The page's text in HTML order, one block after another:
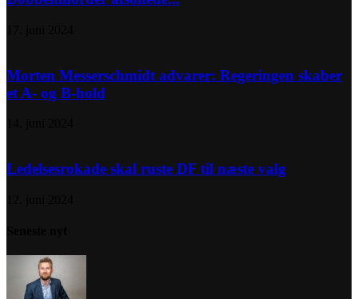
Morten Messerschmidt advarer: Regeringen skaber
et A- og B-hold
Ledelsesrokade skal ruste DF til næste valg